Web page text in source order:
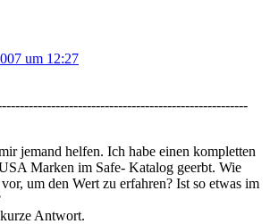
um 12:27
jemand helfen. Ich habe einen kompletten
Marken im Safe- Katalog geerbt. Wie
um den Wert zu erfahren? Ist so etwas im
Antwort.